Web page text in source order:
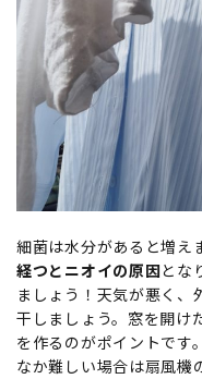
細菌は水分があると増え
経つとニオイの原因とな
ましょう！天気が悪く、
干しましょう。窓を開け
を作るのがポイントです
なか難しい場合は扇風機